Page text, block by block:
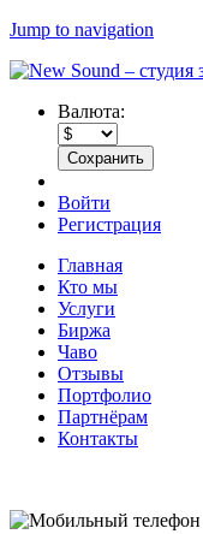
Jump to navigation
Валюта:
Войти
Регистрация
Главная
Кто мы
Услуги
Биржа
Чаво
Отзывы
Портфолио
Партнёрам
Контакты